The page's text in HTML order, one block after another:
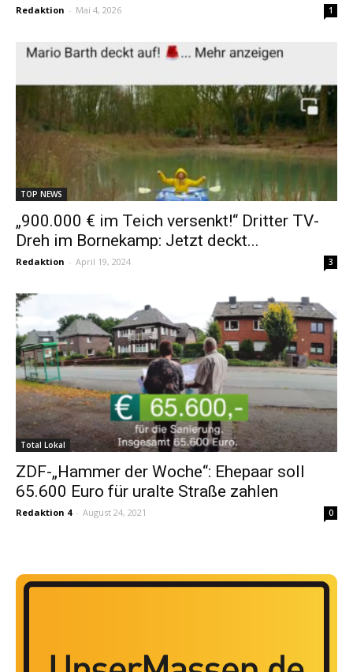
Redaktion - Mai 4, 2026 1
TOP NEWS
„900.000 € im Teich versenkt!“ Dritter TV-
Dreh im Bornekamp: Jetzt deckt...
Redaktion - April 19, 2024 3
Total Lokal
ZDF-„Hammer der Woche“: Ehepaar soll
65.600 Euro für uralte Straße zahlen
Redaktion 4 - August 24, 2021 0